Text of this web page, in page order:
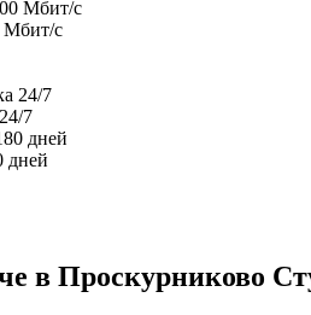
Мбит/с
24/7
дней
в Проскурниково